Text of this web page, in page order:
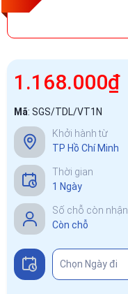
1.168.000₫
Mã: SGS/TDL/VT1N
Khởi hành từ
TP Hồ Chí Minh
Thời gian
1 Ngày
Số chỗ còn nhận
Còn chỗ